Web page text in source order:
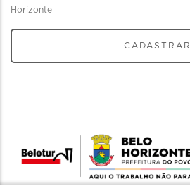
Horizonte
CADASTRAR